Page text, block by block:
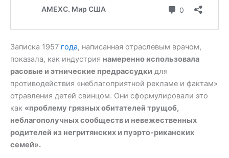
Записка 1957 года, написанная отраслевым врачом,
показала, как индустрия намеренно использовала
расовые и этнические предрассудки для
противодействия «неблагоприятной рекламе и фактам»
отравления детей свинцом. Они сформулировали это
как «проблему грязных обитателей трущоб,
неблагополучных сообществ и невежественных
родителей из негритянских и пуэрто-риканских
семей».